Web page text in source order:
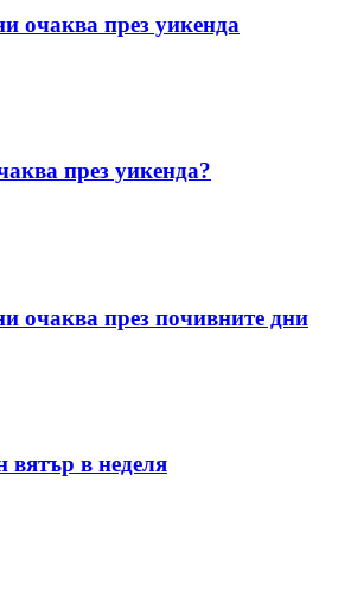
очаква през уикенда
през уикенда?
очаква през почивните дни
вятър в неделя